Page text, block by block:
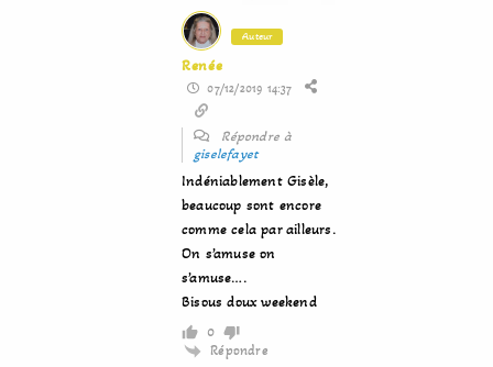
Auteur
Renée
07/12/2019 14:37
Répondre à
giselefayet
Indéniablement Gisèle,
beaucoup sont encore
comme cela par ailleurs.
On s’amuse on
s’amuse….
Bisous doux weekend
0
Répondre